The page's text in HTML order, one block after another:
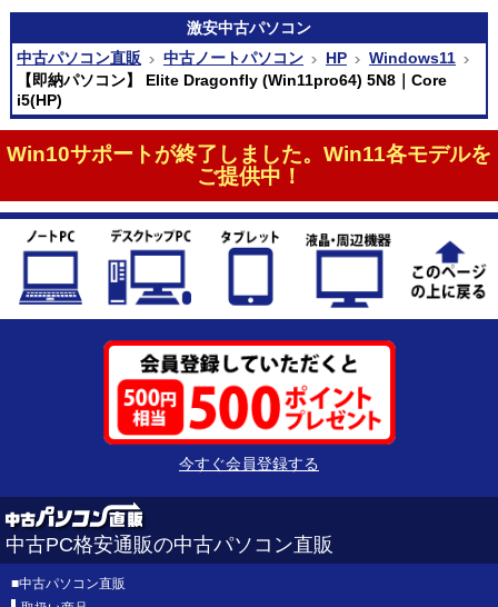
激安中古パソコン
中古パソコン直販
中古ノートパソコン HP
Windows11
【即納パソコン】 Elite Dragonfly (Win11pro64) 5N8｜Core
i5(HP)
Win10サポートが終了しました。Win11各モデルを
ご提供中！
今すぐ会員登録する
中古PC格安通販の中古パソコン直販
■中古パソコン直販